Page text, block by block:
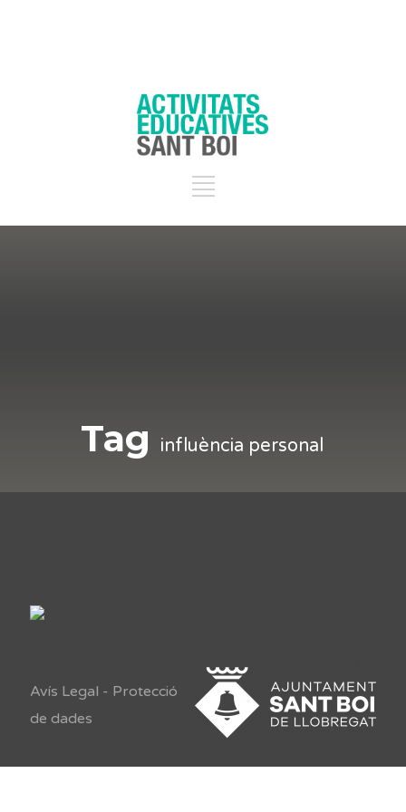
Tag influència personal
Avís Legal - Protecció
de dades